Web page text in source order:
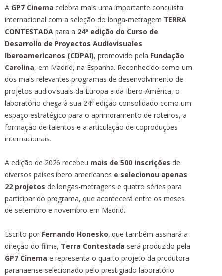
A GP7 Cinema celebra mais uma importante conquista
internacional com a seleção do longa-metragem TERRA
CONTESTADA para a 24ª edição do Curso de
Desarrollo de Proyectos Audiovisuales
Iberoamericanos (CDPAI), promovido pela Fundação
Carolina, em Madrid, na Espanha. Reconhecido como um
dos mais relevantes programas de desenvolvimento de
projetos audiovisuais da Europa e da Ibero-América, o
laboratório chega à sua 24ª edição consolidado como um
espaço estratégico para o aprimoramento de roteiros, a
formação de talentos e a articulação de coproduções
internacionais.
A edição de 2026 recebeu mais de 500 inscrições de
diversos países ibero americanos e selecionou apenas
22 projetos de longas-metragens e quatro séries para
participar do programa, que acontecerá entre os meses
de setembro e novembro em Madrid.
Escrito por Fernando Honesko, que também assinará a
direção do filme, Terra Contestada será produzido pela
GP7 Cinema e representa o quarto projeto da produtora
paranaense selecionado pelo prestigiado laboratório